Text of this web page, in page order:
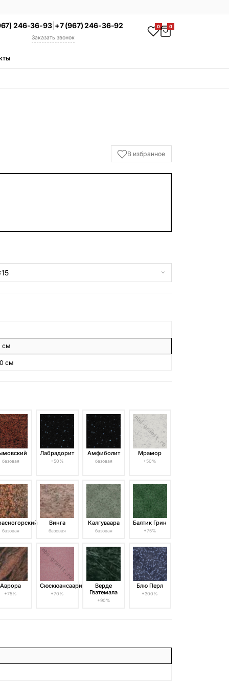
246-36-93| +7 (967) 246-36-92
Заказать звонок
0 0
В избранное
см
см
базовая
Лабрадорит
+50%
Амфиболит
базовая
Мрамор
+50%
базовая
Винга
базовая
Калгуваара
базовая
Балтик Грин
+75%
Аврора
+75%
Сюскюансаари
+70%
Верде
Гватемала
+90%
Блю Перл
+300%